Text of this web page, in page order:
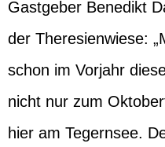
Gastgeber Benedikt
der Theresienwiese:
schon im Vorjahr
nicht nur zum
hier am Tegernsee.